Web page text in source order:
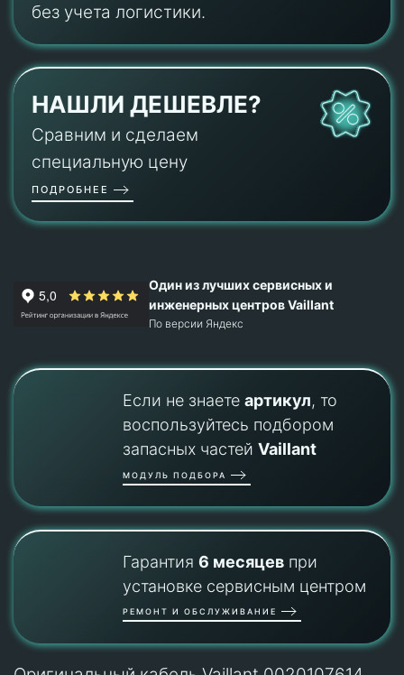
без учета логистики.
НАШЛИ ДЕШЕВЛЕ?
Сравним и сделаем
специальную цену
ПОДРОБНЕЕ
Один из лучших сервисных и
инженерных центров Vaillant
По версии Яндекс
Если не знаете артикул, то
воспользуйтесь подбором
запасных частей Vaillant
МОДУЛЬ ПОДБОРА
Гарантия 6 месяцевпри
установке сервисным центром
РЕМОНТ И ОБСЛУЖИВАНИЕ